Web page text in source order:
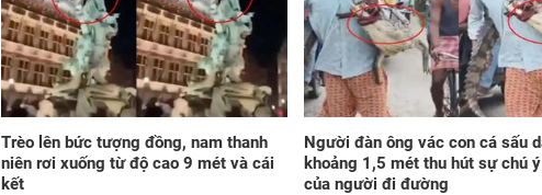
8/
'rơi
Trèo lên bức tượng đồng, nam thanh
niên rơi xuống từ độ cao 9 mét và cái
kết
Người đàn ông vác con cá sấu
khoảng 1,5 mét thu hút sự chú
của người đi đường